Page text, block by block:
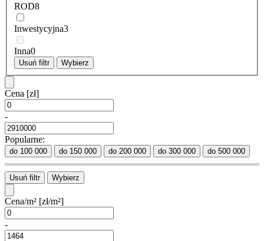
ROD8
Inwestycyjna3
Inna0
Usuń filtr Wybierz
Cena [zł]
-
Popularne:
do 100 000 do 150 000 do 200 000 do 300 000 do 500 000
Usuń filtr Wybierz
Cena/m² [zł/m²]
-